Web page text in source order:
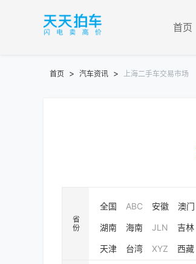
首页
首页 > 汽车资讯 > 上海二手车交易市场
省份
全国 ABC 安徽 澳门
湖南 海南 JLN 吉林
天津 台湾 XYZ 西藏